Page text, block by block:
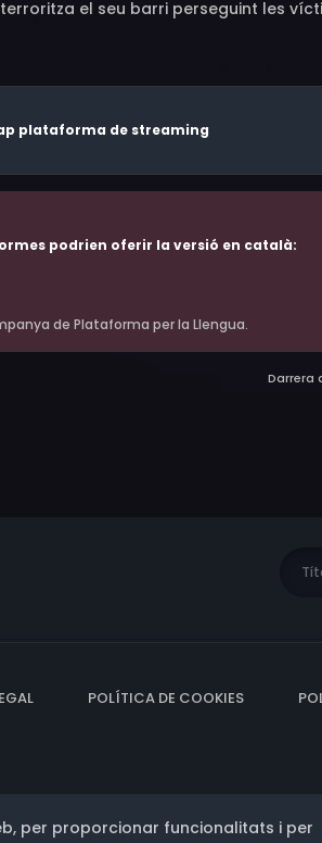
el seu barri perseguint les
plataforma de streaming
podrien oferir la versió en català:
de Plataforma per la Llengua.
Darrera
POLÍTICA DE COOKIES
per proporcionar funcionalitats i per